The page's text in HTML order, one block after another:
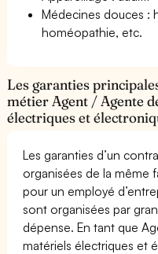
Médecines douces :
homéopathie, etc.
Les garanties
métier Agent / Agente
électriques et
Les garanties d’un
organisées de la même
pour un employé
sont organisées par
dépense. En tant que
matériels électriques et